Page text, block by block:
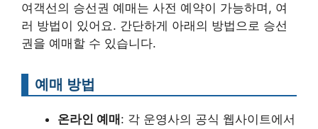
여객선의 승선권 예매는 사전 예약이 가능하며, 여
러 방법이 있어요. 간단하게 아래의 방법으로 승선
권을 예매할 수 있습니다.
예매 방법
온라인 예매 : 각 운영사의 공식 웹사이트에서